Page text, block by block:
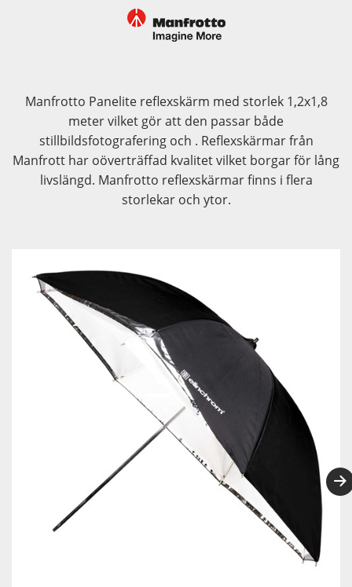
Manfrotto Panelite reflexskärm med storlek 1,2x1,8
meter vilket gör att den passar både
stillbildsfotografering och . Reflexskärmar från
Manfrott har oöverträffad kvalitet vilket borgar för lång
livslängd. Manfrotto reflexskärmar finns i flera
storlekar och ytor.